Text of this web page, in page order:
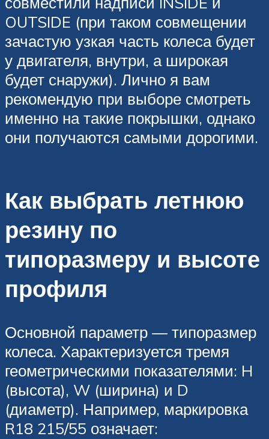
OUTSIDE (при таком совмещении
зачастую узкая часть колеса будет
у двигателя, внутри, а широкая
будет снаружи). Лично я вам
рекомендую при выборе смотреть
именно на такие покрышки, однако
они получаются самыми дорогими.
Как выбрать летнюю
резину по
типоразмеру и высоте
профиля
Основной параметр — типоразмер
колеса. Характеризуется тремя
геометрическими показателями: H
(высота), W (ширина) и D
(диаметр). Например, маркировка
R18 215/55 означает: